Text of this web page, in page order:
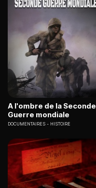
A l'ombre de la Seconde
Guerre mondiale
DOCUMENTAIRES HISTOIRE